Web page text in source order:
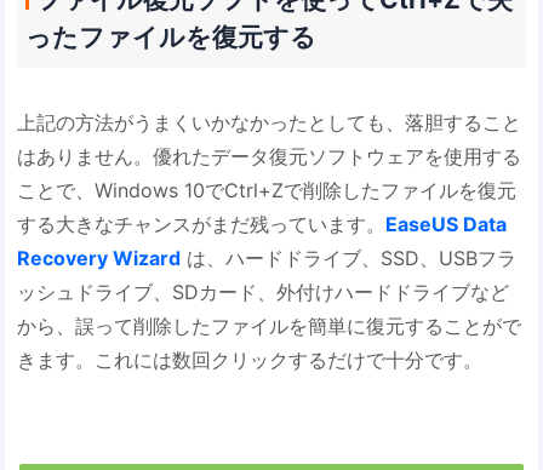
ったファイルを復元する
上記の方法がうまくいかなかったとしても、落胆すること
はありません。優れたデータ復元ソフトウェアを使用する
ことで、Windows 10でCtrl+Zで削除したファイルを復元
する大きなチャンスがまだ残っています。 EaseUS Data
Recovery Wizard は、ハードドライブ、SSD、USBフラ
ッシュドライブ、SDカード、外付けハードドライブなど
から、誤って削除したファイルを簡単に復元することがで
きます。これには数回クリックするだけで十分です。